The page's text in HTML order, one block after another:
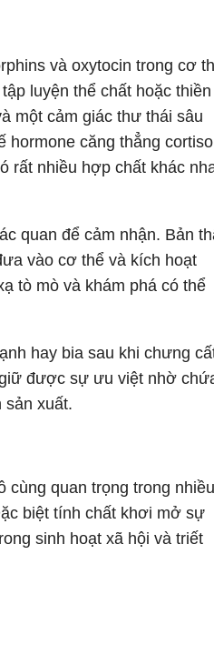
và oxytocin trong cơ
luyện thể chất hoặc thiền
một cảm giác thư thái sâu
căng thẳng cortisol
rất nhiều hợp chất khác
quan để cảm nhận. Bản
vào cơ thể và kích hoạt
tò mò và khám phá có thể
hay bia sau khi chưng
được sự ưu việt nhờ
sản xuất.
cùng quan trọng trong nhiều
biệt tính chất khơi mở sự
sinh hoạt xã hội và triết